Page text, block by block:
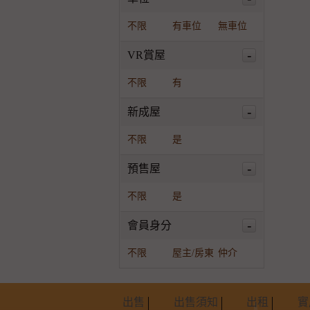
不限 有車位 無車位
VR賞屋 -
不限 有
新成屋 -
不限 是
預售屋 -
不限 是
會員身分 -
不限 屋主/房東 仲介
出售 出售須知 出租